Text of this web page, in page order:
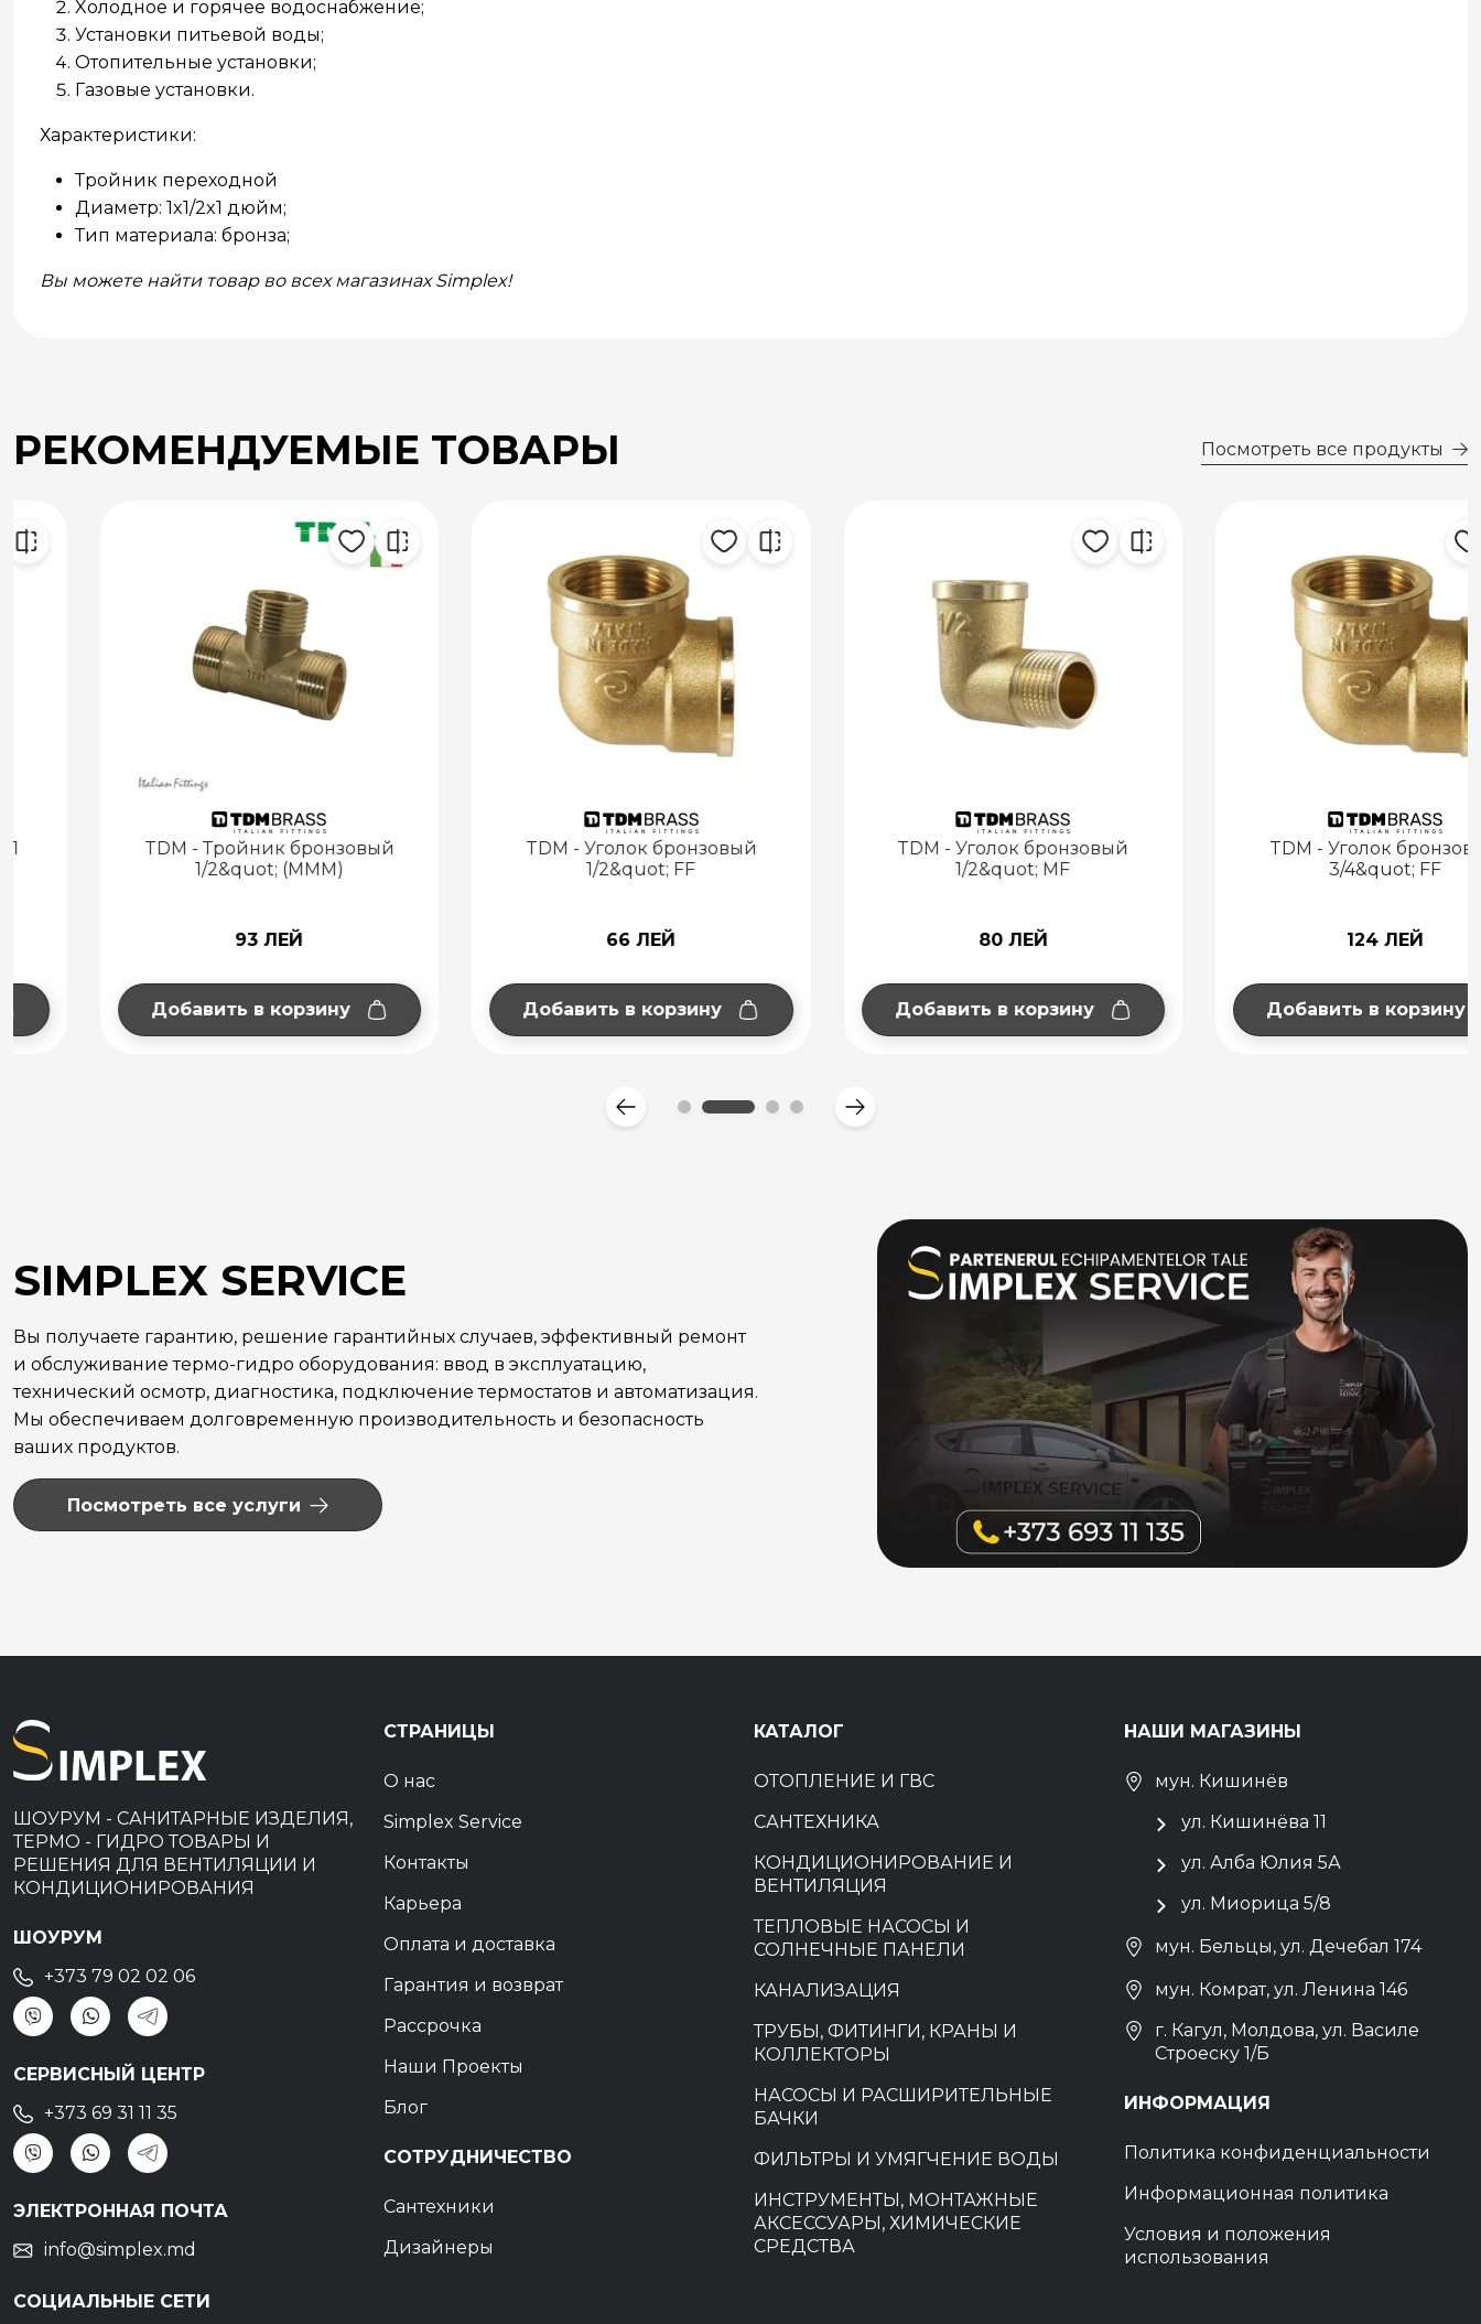
Xолодное и горячее водоснабжение;
Установки питьевой воды;
Oтопительные установки;
Газовые установки.
Характеристики:
Тройник переходной
Диаметр: 1x1/2x1 дюйм;
Тип материала: бронза;
Вы можете найти товар во всех магазинах Simplex!
РЕКОМЕНДУЕМЫЕ ТОВАРЫ Посмотреть все продукты
TDM - Тройник бронзовый
1/2&quot; (MMM)
Добавить в корзину
TDM - Уголок бронзовый
1/2&quot; FF
Добавить в корзину
TDM - Уголок бронзовый
1/2&quot; MF
Добавить в корзину
TDM - Уголок бронзовый
3/4&quot; FF
Добавить в корзину
SIMPLEX SERVICE
Вы получаете гарантию, решение гарантийных случаев, эффективный ремонт
и обслуживание термо-гидро оборудования: ввод в эксплуатацию,
технический осмотр, диагностика, подключение термостатов и автоматизация.
Мы обеспечиваем долговременную производительность и безопасность
ваших продуктов.
Посмотреть все услуги
ШОУРУМ - САНИТАРНЫЕ ИЗДЕЛИЯ,
ТЕРМО - ГИДРО ТОВАРЫ И
РЕШЕНИЯ ДЛЯ ВЕНТИЛЯЦИИ И
КОНДИЦИОНИРОВАНИЯ
ШОУРУМ
+373 79 02 02 06
СЕРВИСНЫЙ ЦЕНТР
+373 69 31 11 35
ЭЛЕКТРОННАЯ ПОЧТА
info@simplex.md
СОЦИАЛЬНЫЕ СЕТИ
СТРАНИЦЫ
О нас
Simplex Service
Контакты
Карьера
Оплата и доставка
Гарантия и возврат
Рассрочка
Наши Проекты
Блог
СОТРУДНИЧЕСТВО
Сантехники
Дизайнеры
КАТАЛОГ
ОТОПЛЕНИЕ И ГВС
САНТЕХНИКА
КОНДИЦИОНИРОВАНИЕ И
ВЕНТИЛЯЦИЯ
ТЕПЛОВЫЕ НАСОСЫ И
СОЛНЕЧНЫЕ ПАНЕЛИ
КАНАЛИЗАЦИЯ
ТРУБЫ, ФИТИНГИ, КРАНЫ И
КОЛЛЕКТОРЫ
НАСОСЫ И РАСШИРИТЕЛЬНЫЕ
БАЧКИ
ФИЛЬТРЫ И УМЯГЧЕНИЕ ВОДЫ
ИНСТРУМЕНТЫ, МОНТАЖНЫЕ
АКСЕССУАРЫ, ХИМИЧЕСКИЕ
СРЕДСТВА
НАШИ МАГАЗИНЫ
мун. Кишинёв
ул. Кишинёва 11
ул. Алба Юлия 5А
ул. Миорица 5/8
мун. Бельцы, ул. Дечебал 174
мун. Комрат, ул. Ленина 146
г. Кагул, Молдова, ул. Василе
Строеску 1/Б
ИНФОРМАЦИЯ
Политика конфиденциальности
Информационная политика
Условия и положения
использования